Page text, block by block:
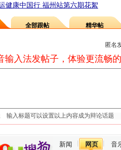
健康中国行 福州站第六期花絮
全部跟帖 精华帖
匿名
输入法发帖子，体验更流畅
新闻 网页 音